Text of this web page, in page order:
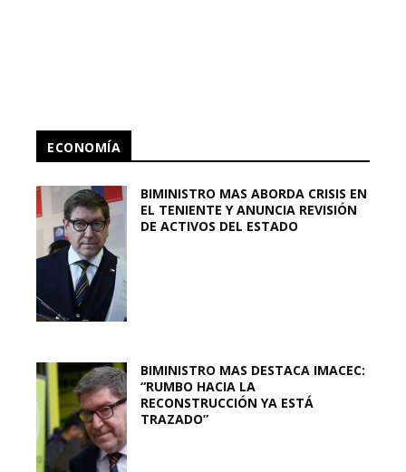
ECONOMÍA
BIMINISTRO MAS ABORDA CRISIS EN
EL TENIENTE Y ANUNCIA REVISIÓN
DE ACTIVOS DEL ESTADO
BIMINISTRO MAS DESTACA IMACEC:
“RUMBO HACIA LA
RECONSTRUCCIÓN YA ESTÁ
TRAZADO”